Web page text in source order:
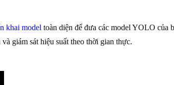
khai model toàn diện để đưa các model YOLO của
giám sát hiệu suất theo thời gian thực.